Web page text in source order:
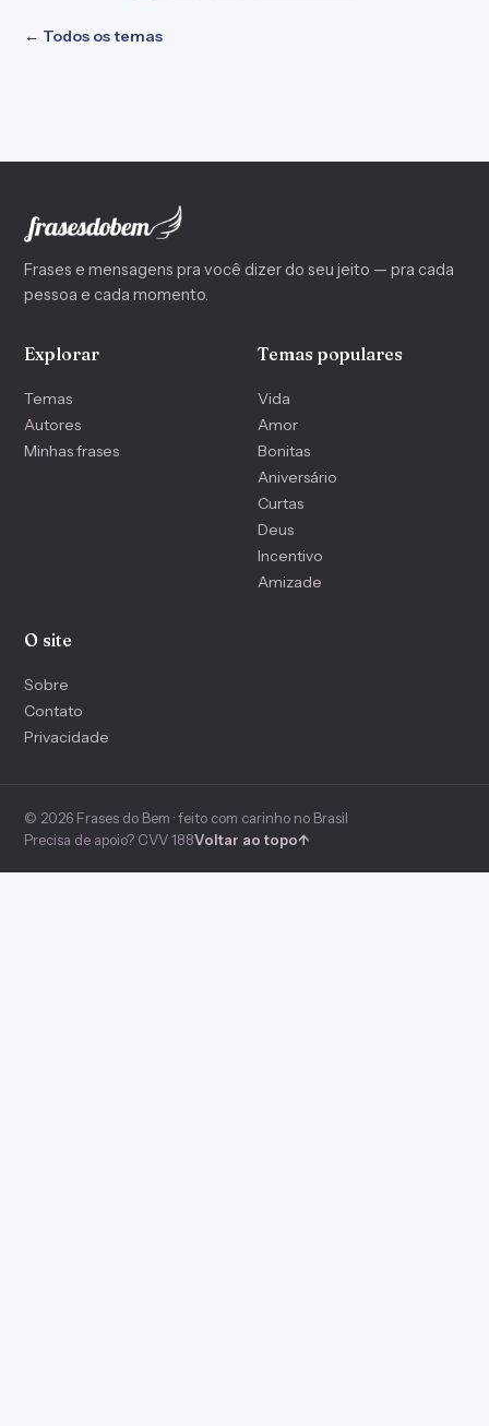
← Todos os temas
Frases e mensagens pra você dizer do seu jeito — pra cada
pessoa e cada momento.
Explorar
Temas
Autores
Minhas frases
Temas populares
Vida
Amor
Bonitas
Aniversário
Curtas
Deus
Incentivo
Amizade
O site
Sobre
Contato
Privacidade
© 2026 Frases do Bem · feito com carinho no Brasil
Precisa de apoio? CVV 188Voltar ao topo↑